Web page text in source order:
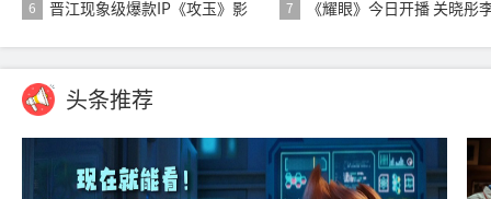
6
晋江现象级爆款IP《攻玉》影
7
《耀眼》今日开播 关晓彤
头条推荐